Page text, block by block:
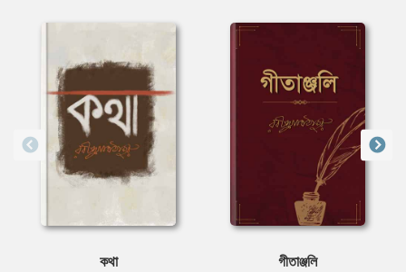
কথা গীতাঞ্জলি